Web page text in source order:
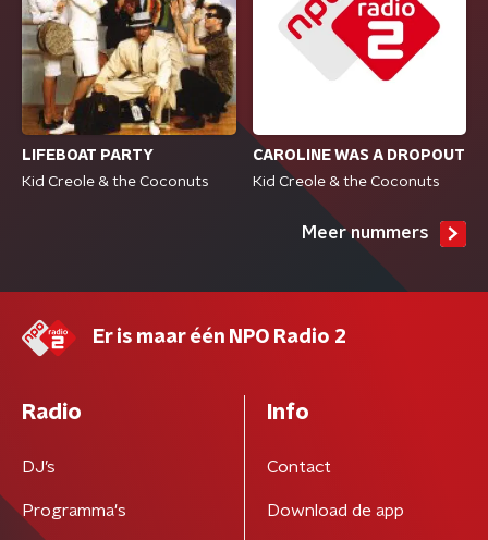
LIFEBOAT PARTY
Kid Creole & the Coconuts
CAROLINE WAS A DROPOUT
Kid Creole & the Coconuts
Meer nummers
Er is maar één NPO Radio 2
Radio
DJ’s
Programma's
Info
Contact
Download de app